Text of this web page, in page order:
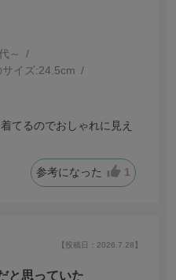
～
サイズ:24.5cm
てるのでおしゃれに見え
参考になった 1
【投稿日：2026.7.28】
と思っていた